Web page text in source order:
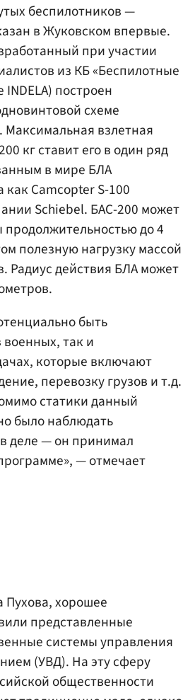
беспилотников —
в Жуковском впервые.
при участии
из КБ «Беспилотные
построен
схеме
взлетная
кг ставит его в один ряд
в мире БЛА
как Camcopter S-100
Schiebel. БАС-200 может
до 4
полезную нагрузку массой
Радиус действия БЛА может
быть
военных, так и
которые включают
перевозку грузов и т.д.
статики данный
было наблюдать
деле — он принимал
— отмечает
Пухова, хорошее
представленные
системы управления
(УВД). На эту сферу
общественности